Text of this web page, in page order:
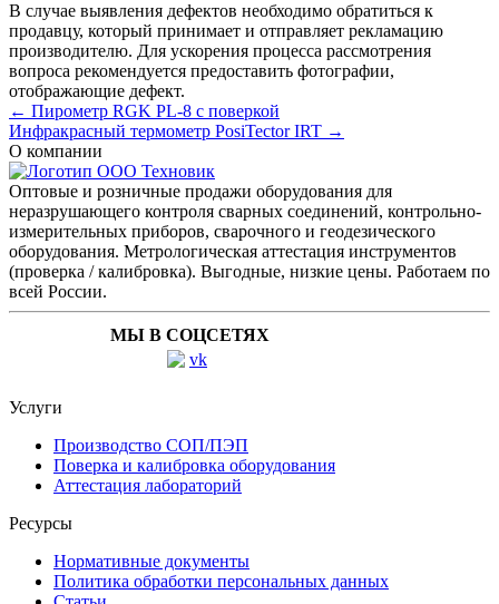
В случае выявления дефектов необходимо обратиться к
продавцу, который принимает и отправляет рекламацию
производителю. Для ускорения процесса рассмотрения
вопроса рекомендуется предоставить фотографии,
отображающие дефект.
← Пирометр RGK PL-8 с поверкой
Инфракрасный термометр PosiTector IRT →
О компании
Оптовые и розничные продажи оборудования для
неразрушающего контроля сварных соединений, контрольно-
измерительных приборов, сварочного и геодезического
оборудования. Метрологическая аттестация инструментов
(проверка / калибровка). Выгодные, низкие цены. Работаем по
всей России.
МЫ В СОЦСЕТЯХ
Услуги
Производство СОП/ПЭП
Поверка и калибровка оборудования
Аттестация лабораторий
Ресурсы
Нормативные документы
Политика обработки персональных данных